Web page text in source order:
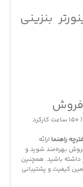
بنزینی
فروش
6 ماه گارانتی و 10 سال خدمات پس از فروش ( 150 ساعت کارکرد
راهنما ارائه
بهره‌مند شوید و
داشته باشید. همچنین
کیفیت و پشتیبانی